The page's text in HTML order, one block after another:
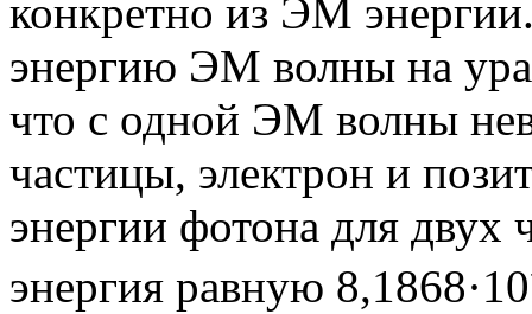
конкретно из ЭМ
энергию ЭМ волны на
что с одной ЭМ волны
частицы, электрон и
энергии фотона для двух
энергия равную